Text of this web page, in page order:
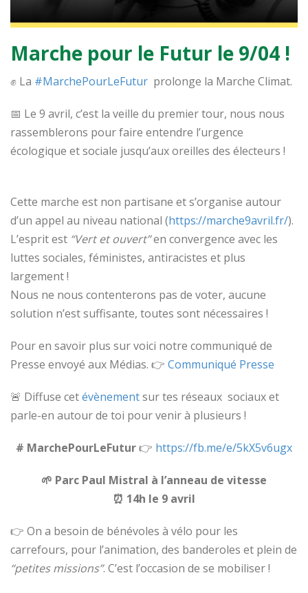
Marche pour le Futur le 9/04 !
✊ La #MarchePourLeFutur prolonge la Marche Climat.
📅 Le 9 avril, c’est la veille du premier tour, nous nous
rassemblerons pour faire entendre l’urgence
écologique et sociale jusqu’aux oreilles des électeurs !
Cette marche est non partisane et s’organise autour
d’un appel au niveau national (https://marche9avril.fr/).
L’esprit est “Vert et ouvert”en convergence avec les
luttes sociales, féministes, antiracistes et plus
largement !
Nous ne nous contenterons pas de voter, aucune
solution n’est suffisante, toutes sont nécessaires !
Pour en savoir plus sur voici notre communiqué de
Presse envoyé aux Médias. 👉 Communiqué Presse
🚨 Diffuse cetévènementsur tes réseaux sociaux et
parle-en autour de toi pour venir à plusieurs !
# MarchePourLeFutur👉 https://fb.me/e/5kX5v6ugx
🌱 Parc Paul Mistral à l’anneau de vitesse
⏰ 14h le 9 avril
👉 On a besoin de bénévoles à vélo pour les
carrefours, pour l’animation, des banderoles et plein de
“petites missions”. C’est l’occasion de se mobiliser !